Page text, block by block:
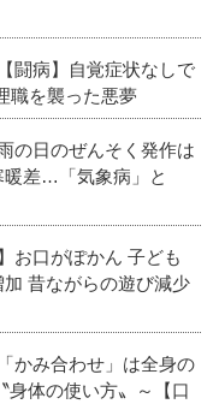
闘病】自覚症状なしで
職を襲った悪夢
の日のぜんそく発作は
差…「気象病」と
お口がぽかん 子ども
昔ながらの遊び減少
かみ合わせ」は全身の
身体の使い方〟～【口